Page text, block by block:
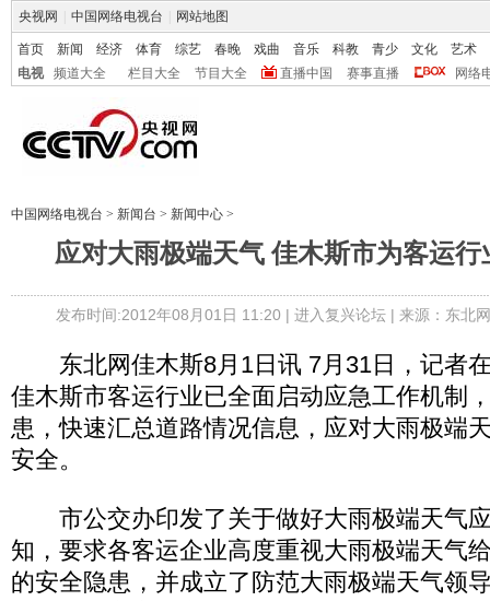
央视网 中国网络电视台 网站地图
首页 新闻 经济 体育 综艺 春晚 戏曲 音乐 科教 青少 文化
艺术
电视
频道大全 栏目大全 节目大全 直播中国 赛事直播 网络
中国网络电视台 > 新闻台 > 新闻中心 >
应对大雨极端天气 佳木斯市为客运行
发布时间:2012年08月01日 11:20 | 进入复兴论坛 | 来源：东北
东北网佳木斯8月1日讯 7月31日，记者
佳木斯市客运行业已全面启动应急工作机制
患，快速汇总道路情况信息，应对大雨极端
安全。
市公交办印发了关于做好大雨极端天气
知，要求各客运企业高度重视大雨极端天气
的安全隐患，并成立了防范大雨极端天气领